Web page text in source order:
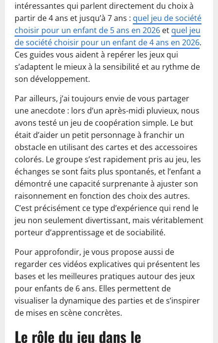
intéressantes qui parlent directement du choix à
partir de 4 ans et jusqu’à 7 ans : quel jeu de société
choisir pour un enfant de 5 ans en 2026 et quel jeu
de société choisir pour un enfant de 4 ans en 2026.
Ces guides vous aident à repérer les jeux qui
s’adaptent le mieux à la sensibilité et au rythme de
son développement.
Par ailleurs, j’ai toujours envie de vous partager
une anecdote : lors d’un après-midi pluvieux, nous
avons testé un jeu de coopération simple. Le but
était d’aider un petit personnage à franchir un
obstacle en utilisant des cartes et des accessoires
colorés. Le groupe s’est rapidement pris au jeu, les
échanges se sont faits plus spontanés, et l’enfant a
démontré une capacité surprenante à ajuster son
raisonnement en fonction des choix des autres.
C’est précisément ce type d’expérience qui rend le
jeu non seulement divertissant, mais véritablement
porteur d’apprentissage et de sociabilité.
Pour approfondir, je vous propose aussi de
regarder ces vidéos explicatives qui présentent les
bases et les meilleures pratiques autour des jeux
pour enfants de 6 ans. Elles permettent de
visualiser la dynamique des parties et de s’inspirer
de mises en scène concrètes.
Le rôle du jeu dans le